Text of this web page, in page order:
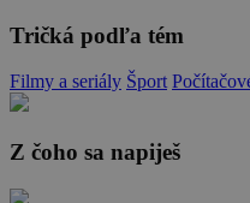
Tričká podľa tém
Filmy a seriály Šport
Z čoho sa napiješ